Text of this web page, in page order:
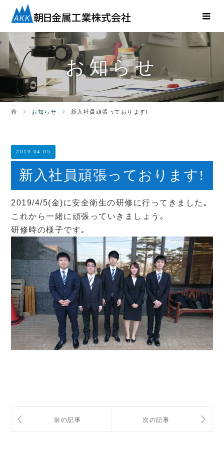
お知らせ
お知らせ 新入社員頑張っております!
2019.04.05
新入社員頑張っております!
2019/4/5(金)に安全衛生の研修に行ってきました｡
これから一緒に頑張っていきましょう｡
研修時の様子です｡